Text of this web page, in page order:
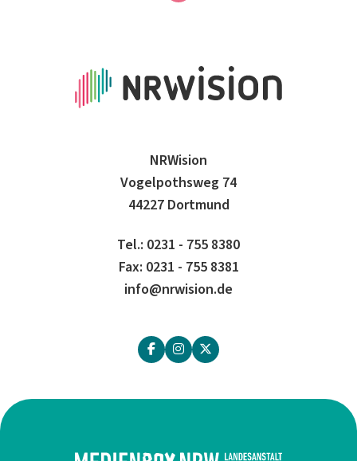
NRWision
Vogelpothsweg 74
44227 Dortmund
Tel.: 0231 - 755 8380
Fax: 0231 - 755 8381
info@nrwision.de